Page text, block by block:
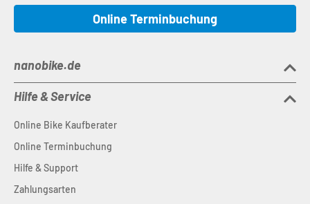
Online Terminbuchung
nanobike.de
Hilfe & Service
Online Bike Kaufberater
Online Terminbuchung
Hilfe & Support
Zahlungsarten